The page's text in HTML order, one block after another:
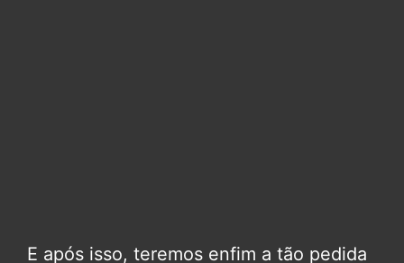
E após isso, teremos enfim a tão pedida